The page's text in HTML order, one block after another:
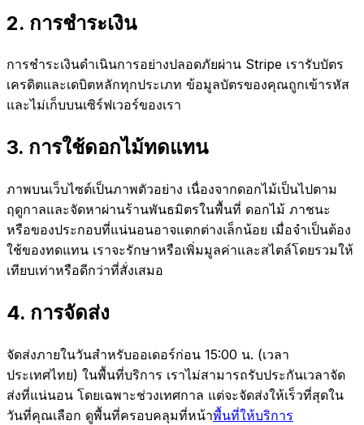
2. การชำระเงิน
การชำระเงินดำเนินการอย่างปลอดภัยผ่าน Stripe เรารับบัตร
เครดิตและเดบิตหลักทุกประเภท ข้อมูลบัตรของคุณถูกเข้ารหัส
และไม่เก็บบนเซิร์ฟเวอร์ของเรา
3. การใช้ดอกไม้ทดแทน
ภาพบนเว็บไซต์เป็นภาพตัวอย่าง เนื่องจากดอกไม้เป็นไปตาม
ฤดูกาลและจัดหาผ่านร้านพันธมิตรในพื้นที่ ดอกไม้ ภาชนะ
หรือของประกอบที่แน่นอนอาจแตกต่างเล็กน้อย เมื่อจำเป็นต้อง
ใช้ของทดแทน เราจะรักษาหรือเพิ่มมูลค่าและสไตล์โดยรวมให้
เทียบเท่าหรือดีกว่าที่สั่งเสมอ
4. การจัดส่ง
จัดส่งภายในวันสำหรับออเดอร์ก่อน 15:00 น. (เวลา
ประเทศไทย) ในพื้นที่บริการ เราไม่สามารถรับประกันเวลาจัด
ส่งที่แน่นอน โดยเฉพาะช่วงเทศกาล แต่จะจัดส่งให้เร็วที่สุดใน
วันที่คุณเลือก ดูพื้นที่ครอบคลุมที่หน้าพื้นที่ให้บริการ